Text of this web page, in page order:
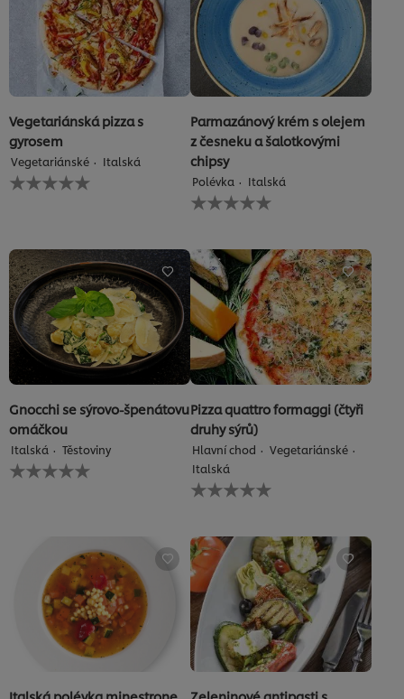
Vegetariánská pizza s
gyrosem
Vegetariánské Italská
Pro
tuto
žádná
hodnocení
Parmazánový krém s olejem
z česneku a šalotkovými
chipsy
Polévka Italská
Pro
tuto
odeslána
žádná
hodnocení
Gnocchi se sýrovo-špenátovu
omáčkou
Italská Těstoviny
Pro
tuto
hodnocení
Pizza quattro formaggi (čtyři
druhy sýrů)
Hlavní chod
Vegetariánské
Italská
Pro
tuto
odeslána
žádná
hodnocení